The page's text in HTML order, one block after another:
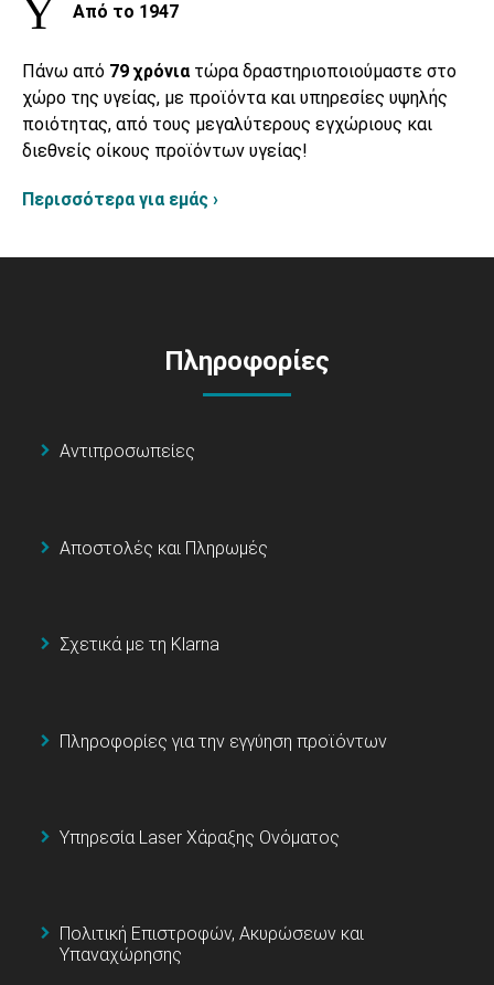
Από το 1947
Πάνω από 79 χρόνια τώρα δραστηριοποιούμαστε στο
χώρο της υγείας, με προϊόντα και υπηρεσίες υψηλής
ποιότητας, από τους μεγαλύτερους εγχώριους και
διεθνείς οίκους προϊόντων υγείας!
Περισσότερα για εμάς ›
Πληροφορίες
Αντιπροσωπείες
Αποστολές και Πληρωμές
Σχετικά με τη Klarna
Πληροφορίες για την εγγύηση προϊόντων
Υπηρεσία Laser Χάραξης Ονόματος
Πολιτική Επιστροφών, Ακυρώσεων και
Υπαναχώρησης